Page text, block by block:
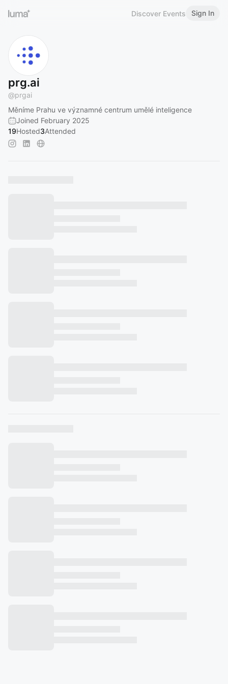
Discover Events Sign In
prg.ai
@prgai
Měníme Prahu ve významné centrum umělé inteligence
Joined February 2025
19Hosted3Attended